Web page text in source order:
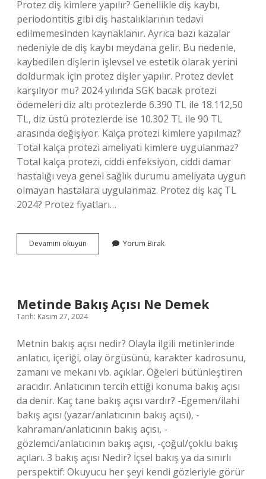
Protez diş kimlere yapılır? Genellikle diş kaybı,
periodontitis gibi diş hastalıklarının tedavi
edilmemesinden kaynaklanır. Ayrıca bazı kazalar
nedeniyle de diş kaybı meydana gelir. Bu nedenle,
kaybedilen dişlerin işlevsel ve estetik olarak yerini
doldurmak için protez dişler yapılır. Protez devlet
karşılıyor mu? 2024 yılında SGK bacak protezi
ödemeleri diz altı protezlerde 6.390 TL ile 18.112,50
TL, diz üstü protezlerde ise 10.302 TL ile 90 TL
arasında değişiyor. Kalça protezi kimlere yapılmaz?
Total kalça protezi ameliyatı kimlere uygulanmaz?
Total kalça protezi, ciddi enfeksiyon, ciddi damar
hastalığı veya genel sağlık durumu ameliyata uygun
olmayan hastalara uygulanmaz. Protez diş kaç TL
2024? Protez fiyatları…
Devamını okuyun
Kimlere
Yorum Bırak
Metinde Bakış Açısı Ne Demek
Tarih: Kasım 27, 2024
Metnin bakış açısı nedir? Olayla ilgili metinlerinde
anlatıcı, içeriği, olay örgüsünü, karakter kadrosunu,
zamanı ve mekanı vb. açıklar. Öğeleri bütünleştiren
aracıdır. Anlatıcının tercih ettiği konuma bakış açısı
da denir. Kaç tane bakış açısı vardır? -Egemen/ilahi
bakış açısı (yazar/anlatıcının bakış açısı), -
kahraman/anlatıcının bakış açısı, -
gözlemci/anlatıcının bakış açısı, -çoğul/çoklu bakış
açıları. 3 bakış açısı Nedir? İçsel bakış ya da sınırlı
perspektif: Okuyucu her şeyi kendi gözleriyle görür